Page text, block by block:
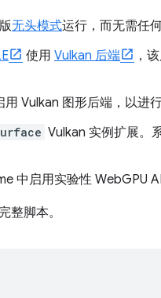
无头模式运行，而无需任
使用 Vulkan 后端
，
Vulkan 图形后端，以进
Vulkan 实例扩展。
中启用实验性 WebGPU
整脚本。